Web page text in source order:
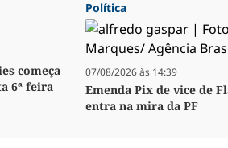
começa
6ª feira
Política
07/08/2026 às 14:39
Emenda Pix de vice de
entra na mira da PF